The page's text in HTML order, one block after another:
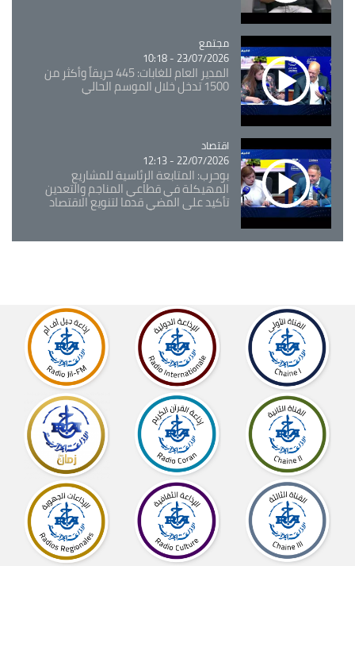
Catégorie
مجتمع
23/07/2026 - 10:18
المدير العام للغابات: 445 حريقاً وأكثر من
1500 تدخل خلال الموسم الحالي
Catégorie
اقتصاد
22/07/2026 - 12:13
بوحرب: المتابعة الرئاسية للمشاريع
المهيكلة في قطاعي المناجم والتعدين
تأكيد على المضي قدما لتنويع الاقتصاد